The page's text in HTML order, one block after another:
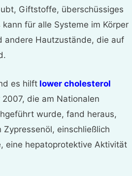
Giftstoffe, überschüssiges
für alle Systeme im Körper
andere Hautzustände, die auf
es hilft lower cholesterol
die am Nationalen
wurde, fand heraus,
einschließlich
eine hepatoprotektive Aktivität